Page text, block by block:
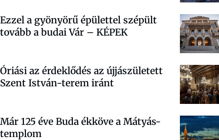
Ezzel a gyönyörű épülettel szépült
tovább a budai Vár – KÉPEK
Óriási az érdeklődés az újjászületett
Szent István-terem iránt
Már 125 éve Buda ékköve a Mátyás-
templom